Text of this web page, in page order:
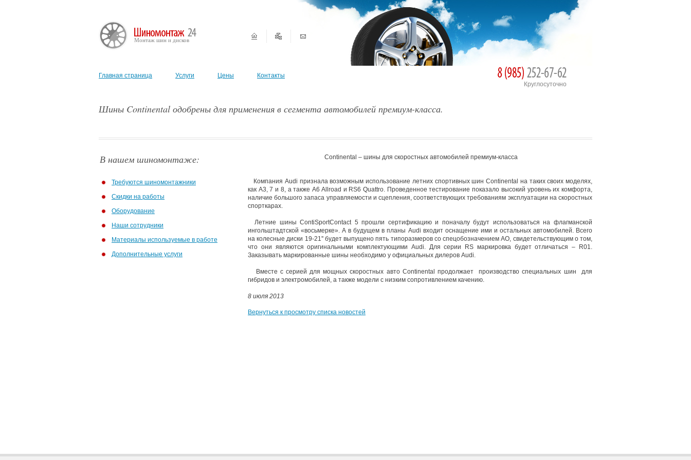
Монтаж шин и дисков
Круглосуточно
Главная страница Услуги Цены Контакты
Шины Continental одобрены для применения в сегмента автомобилей премиум-класса.
В нашем шиномонтаже:
Требуются шиномонтажники
Скидки на работы
Оборудование
Наши сотрудники
Материалы используемые в работе
Дополнительные услуги
Continental – шины для скоростных автомобилей премиум-класса
Компания Audi признала возможным использование летних спортивных шин Continental на таких своих моделях,
как A3, 7 и 8, а также A6 Allroad и RS6 Quattro. Проведенное тестирование показало высокий уровень их комфорта,
наличие большого запаса управляемости и сцепления, соответствующих требованиям эксплуатации на скоростных
спорткарах.
Летние шины ContiSportContact 5 прошли сертификацию и поначалу будут использоваться на флагманской
ингольштадтской «восьмерке». А в будущем в планы Audi входит оснащение ими и остальных автомобилей. Всего
на колесные диски 19-21'' будет выпущено пять типоразмеров со спецобозначением AO, свидетельствующим о том,
что они являются оригинальными комплектующими Audi. Для серии RS маркировка будет отличаться – R01.
Заказывать маркированные шины необходимо у официальных дилеров Audi.
Вместе с серией для мощных скоростных авто Continental продолжает производство специальных шин для
гибридов и электромобилей, а также модели с низким сопротивлением качению.
8 июля 2013
Вернуться к просмотру списка новостей